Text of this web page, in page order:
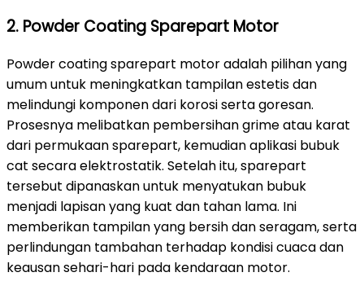
2. Powder Coating Sparepart Motor
Powder coating sparepart motor adalah pilihan yang
umum untuk meningkatkan tampilan estetis dan
melindungi komponen dari korosi serta goresan.
Prosesnya melibatkan pembersihan grime atau karat
dari permukaan sparepart, kemudian aplikasi bubuk
cat secara elektrostatik. Setelah itu, sparepart
tersebut dipanaskan untuk menyatukan bubuk
menjadi lapisan yang kuat dan tahan lama. Ini
memberikan tampilan yang bersih dan seragam, serta
perlindungan tambahan terhadap kondisi cuaca dan
keausan sehari-hari pada kendaraan motor.